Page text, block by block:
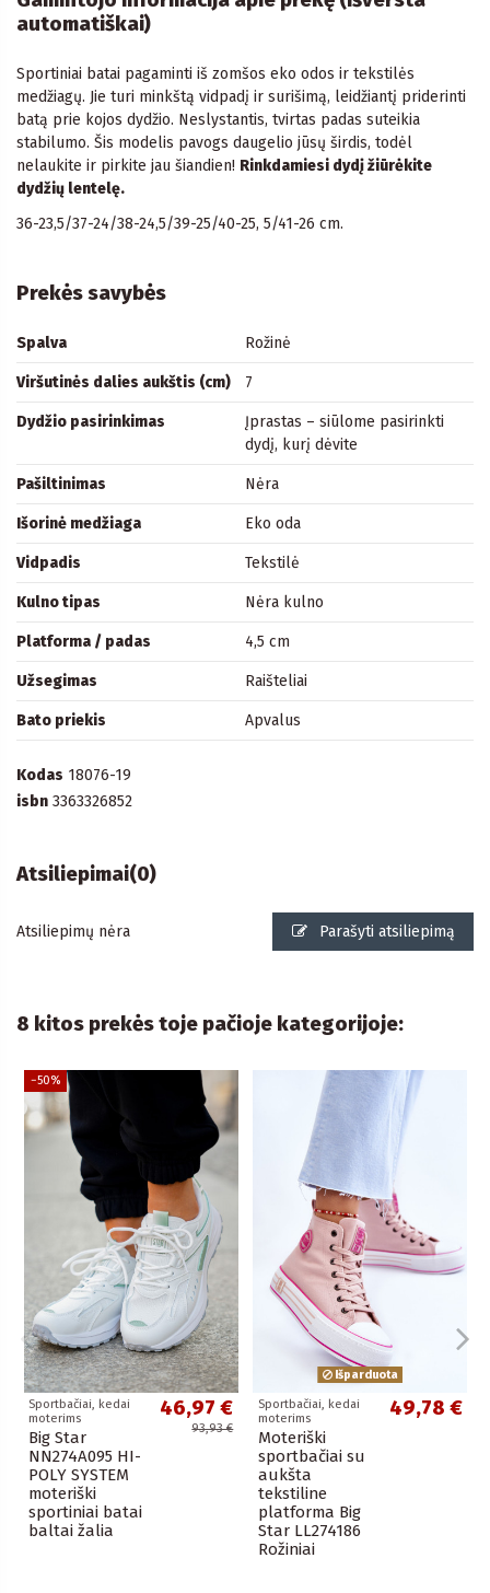
automatiškai)
Sportiniai batai pagaminti iš zomšos eko odos ir tekstilės
medžiagų. Jie turi minkštą vidpadį ir surišimą, leidžiantį priderinti
batą prie kojos dydžio. Neslystantis, tvirtas padas suteikia
stabilumo. Šis modelis pavogs daugelio jūsų širdis, todėl
nelaukite ir pirkite jau šiandien! Rinkdamiesi dydį žiūrėkite
dydžių lentelę.
36-23,5/37-24/38-24,5/39-25/40-25, 5/41-26 cm.
Prekės savybės
Spalva Rožinė
Viršutinės dalies aukštis (cm) 7
Dydžio pasirinkimas
Įprastas – siūlome pasirinkti
dydį, kurį dėvite
Pašiltinimas Nėra
Išorinė medžiaga Eko oda
Vidpadis Tekstilė
Kulno tipas Nėra kulno
Platforma / padas 4,5 cm
Užsegimas Raišteliai
Bato priekis Apvalus
Kodas 18076-19
isbn 3363326852
Atsiliepimai(0)
Atsiliepimų nėra Parašyti atsiliepimą
8 kitos prekės toje pačioje kategorijoje:
−50%
Sportbačiai, kedai
moterims
Big Star
NN274A095 HI-
POLY SYSTEM
moteriški
sportiniai batai
baltai žalia
46,97 €
93,93 €
Išparduota
Sportbačiai, kedai
moterims
Moteriški
sportbačiai su
aukšta
tekstiline
platforma Big
Star LL274186
Rožiniai
49,78 €